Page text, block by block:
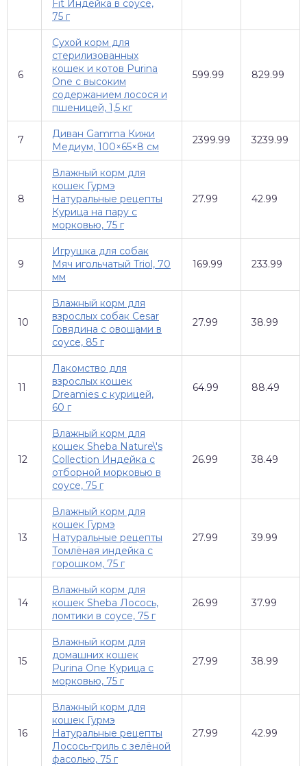
Fit Индейка в соусе,
75 г
6
Сухой корм для
стерилизованных
кошек и котов Purina
One с высоким
содержанием лосося и
пшеницей, 1,5 кг
599.99 829.99
7
Диван Gamma Кижи
Медиум, 100×65×8 см
2399.99 3239.99
8
Влажный корм для
кошек Гурмэ
Натуральные рецепты
Курица на пару с
морковью, 75 г
27.99 42.99
9
Игрушка для собак
Мяч игольчатый Triol, 70
мм
169.99 233.99
10
Влажный корм для
взрослых собак Cesar
Говядина с овощами в
соусе, 85 г
27.99 38.99
11
Лакомство для
взрослых кошек
Dreamies с курицей,
60 г
64.99 88.49
12
Влажный корм для
кошек Sheba Nature\'s
Collection Индейка с
отборной морковью в
соусе, 75 г
26.99 38.49
13
Влажный корм для
кошек Гурмэ
Натуральные рецепты
Томлёная индейка с
горошком, 75 г
27.99 39.99
14
Влажный корм для
кошек Sheba Лосось,
ломтики в соусе, 75 г
26.99 37.99
15
Влажный корм для
домашних кошек
Purina One Курица с
морковью, 75 г
27.99 38.99
16
Влажный корм для
кошек Гурмэ
Натуральные рецепты
Лосось-гриль с зелёной
фасолью, 75 г
27.99 42.99